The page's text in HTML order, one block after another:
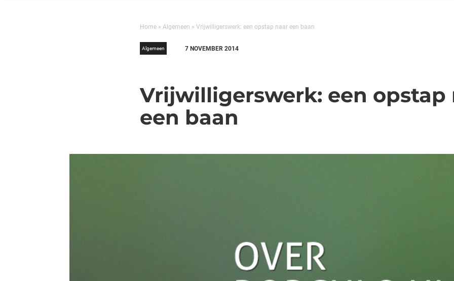
Home »Algemeen »Vrijwilligerswerk: een opstap naar een baan
Algemeen 7 NOVEMBER 2014
Vrijwilligerswerk: een opstap
een baan